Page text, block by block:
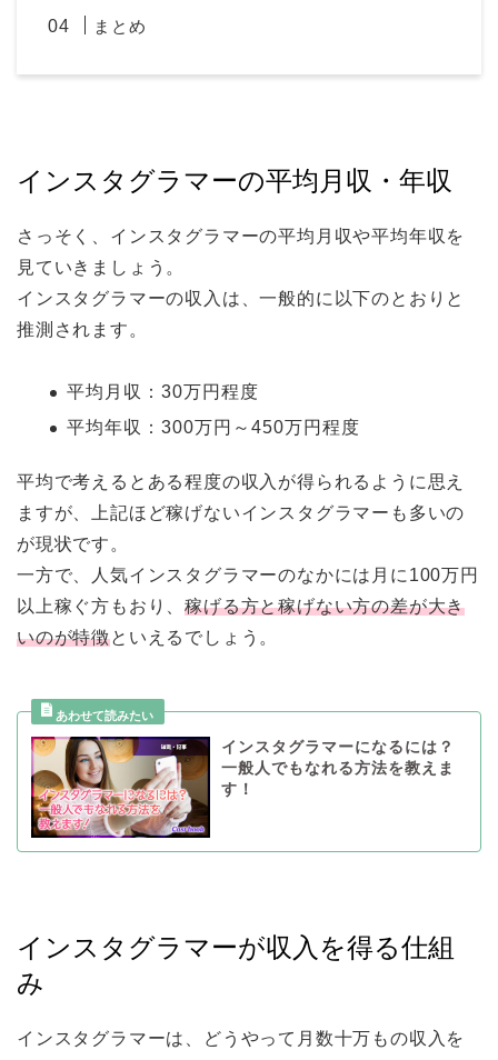
まとめ
インスタグラマーの平均月収・年収
さっそく、インスタグラマーの平均月収や平均年収を
見ていきましょう。
インスタグラマーの収入は、一般的に以下のとおりと
推測されます。
平均月収：30万円程度
平均年収：300万円～450万円程度
平均で考えるとある程度の収入が得られるように思え
ますが、上記ほど稼げないインスタグラマーも多いの
が現状です。
一方で、人気インスタグラマーのなかには月に100万円
以上稼ぐ方もおり、稼げる方と稼げない方の差が大き
いのが特徴といえるでしょう。
インスタグラマーになるには？
一般人でもなれる方法を教えま
す！
インスタグラマーが収入を得る仕組
み
インスタグラマーは、どうやって月数十万もの収入を